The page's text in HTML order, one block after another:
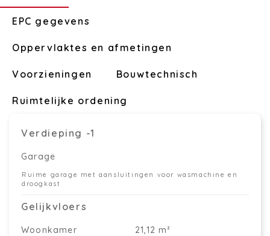
EPC gegevens
Oppervlaktes en afmetingen
Voorzieningen Bouwtechnisch
Ruimtelijke ordening
Verdieping -1
Garage
Ruime garage met aansluitingen voor wasmachine en
droogkast
Gelijkvloers
Woonkamer 21,12 m²